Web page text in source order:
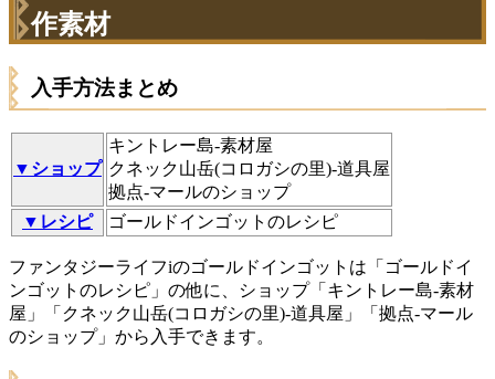
作素材
入手方法まとめ
▼ショップ
キントレー島-素材屋
クネック山岳(コロガシの里)-道具屋
拠点-マールのショップ
▼レシピ
ゴールドインゴットのレシピ
ファンタジーライフiのゴールドインゴットは「ゴールドイ
ンゴットのレシピ」の他に、ショップ「キントレー島-素材
屋」「クネック山岳(コロガシの里)-道具屋」「拠点-マール
のショップ」から入手できます。